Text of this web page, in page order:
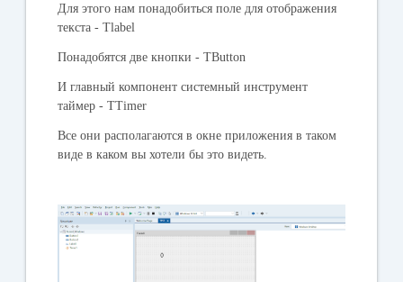
Для этого нам понадобиться поле для отображения
текста - Tlabel
Понадобятся две кнопки - TButton
И главный компонент системный инструмент
таймер - TTimer
Все они располагаются в окне приложения в таком
виде в каком вы хотели бы это видеть.